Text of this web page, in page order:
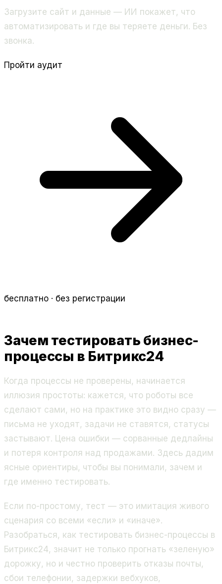
Загрузите сайт и данные — ИИ покажет, что
автоматизировать и где вы теряете деньги. Без
звонка.
Пройти аудит
бесплатно · без регистрации
Зачем тестировать бизнес-
процессы в Битрикс24
Когда процессы не проверены, начинается
иллюзия простоты: кажется, что роботы все
сделают сами, но на практике это видно сразу —
письма не уходят, задачи не ставятся, статусы
застывают. Цена ошибки — сорванные дедлайны
и потеря контроля над продажами. Здесь дадим
ясные ориентиры, чтобы вы понимали, зачем и
где именно тестировать.
Если по-простому, тест — это имитация живого
сценария со всеми «если» и «иначе».
Разобраться, как тестировать бизнес-процессы в
Битрикс24, значит не только прогнать «зеленую»
дорожку, но и честно проверить отказы почты,
сбои телефонии, задержки вебхуков,